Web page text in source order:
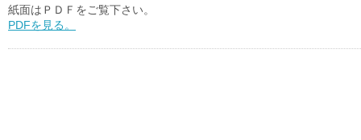
紙面はＰＤＦをご覧下さい。
PDFを見る。